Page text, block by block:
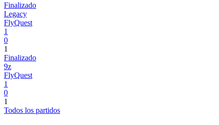
Finalizado
Legacy
FlyQuest
1
0
1
Finalizado
9z
FlyQuest
1
0
1
Todos los partidos